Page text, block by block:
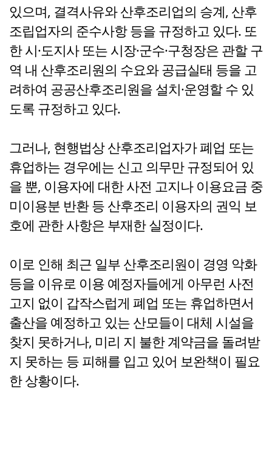
있으며, 결격사유와 산후조리업의 승계, 산후
조립업자의 준수사항 등을 규정하고 있다. 또
한 시·도지사 또는 시장·군수·구청장은 관할 구
역 내 산후조리원의 수요와 공급실태 등을 고
려하여 공공산후조리원을 설치·운영할 수 있
도록 규정하고 있다.
그러나, 현행법상 산후조리업자가 폐업 또는
휴업하는 경우에는 신고 의무만 규정되어 있
을 뿐, 이용자에 대한 사전 고지나 이용요금 중
미이용분 반환 등 산후조리 이용자의 권익 보
호에 관한 사항은 부재한 실정이다.
이로 인해 최근 일부 산후조리원이 경영 악화
등을 이유로 이용 예정자들에게 아무런 사전
고지 없이 갑작스럽게 폐업 또는 휴업하면서
출산을 예정하고 있는 산모들이 대체 시설을
찾지 못하거나, 미리 지 불한 계약금을 돌려받
지 못하는 등 피해를 입고 있어 보완책이 필요
한 상황이다.